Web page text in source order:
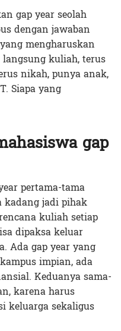
gap year seolah
dengan jawaban
mengharuskan
kuliah, terus
nikah, punya anak,
Siapa yang
gap
pertama-tama
kadang jadi pihak
kuliah setiap
dipaksa keluar
Ada gap year yang
impian, ada
Keduanya sama-
karena harus
keluarga sekaligus